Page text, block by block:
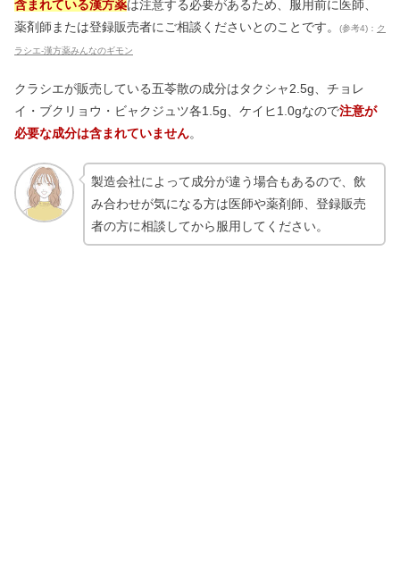
含まれている漢方薬は注意する必要があるため、服用前に医師、
薬剤師または登録販売者にご相談くださいとのことです。
(参考4)： ク
ラシエ-漢方薬みんなのギモン
クラシエが販売している五苓散の成分はタクシャ2.5g、チョレ
イ・ブクリョウ・ビャクジュツ各1.5g、ケイヒ1.0gなので注意が
必要な成分は含まれていません。
製造会社によって成分が違う場合もあるので、飲
み合わせが気になる方は医師や薬剤師、登録販売
者の方に相談してから服用してください。